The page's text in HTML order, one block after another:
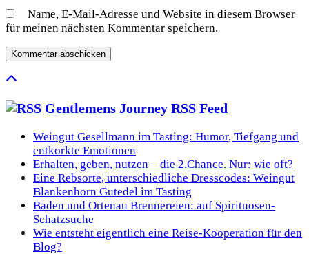
Name, E-Mail-Adresse und Website in diesem Browser
für meinen nächsten Kommentar speichern.
Gentlemens Journey RSS Feed
Weingut Gesellmann im Tasting: Humor, Tiefgang und
entkorkte Emotionen
Erhalten, geben, nutzen – die 2.Chance. Nur: wie oft?
Eine Rebsorte, unterschiedliche Dresscodes: Weingut
Blankenhorn Gutedel im Tasting
Baden und Ortenau Brennereien: auf Spirituosen-
Schatzsuche
Wie entsteht eigentlich eine Reise-Kooperation für den
Blog?